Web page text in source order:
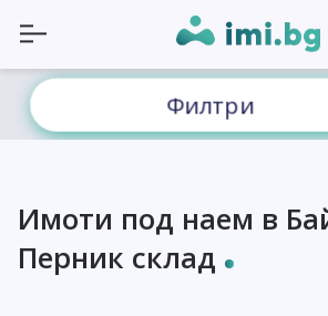
Филтри
Имоти под наем в
Перник склад